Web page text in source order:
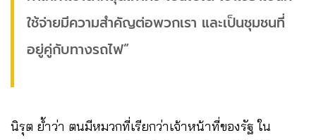
ใช้จ่ายมีความสำคัญต่อพวกเรา และเป็นชุมชนที่
อยู่คู่กับทางรถไฟ”
นิรุต ย้ำว่า ตนมีหมวกที่เรียกว่าเจ้าหน้าที่ของรัฐ ใน